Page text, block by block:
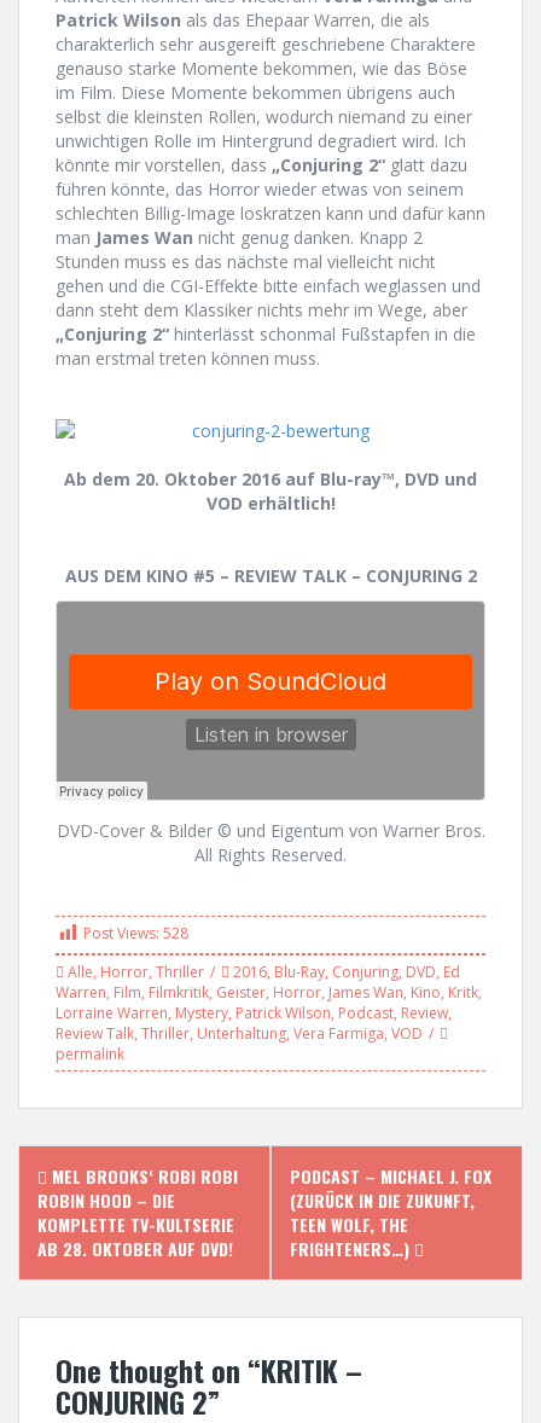
Patrick Wilson als das Ehepaar Warren, die als
charakterlich sehr ausgereift geschriebene Charaktere
genauso starke Momente bekommen, wie das Böse
im Film. Diese Momente bekommen übrigens auch
selbst die kleinsten Rollen, wodurch niemand zu einer
unwichtigen Rolle im Hintergrund degradiert wird. Ich
könnte mir vorstellen, dass „Conjuring 2“ glatt dazu
führen könnte, das Horror wieder etwas von seinem
schlechten Billig-Image loskratzen kann und dafür kann
man James Wan nicht genug danken. Knapp 2
Stunden muss es das nächste mal vielleicht nicht
gehen und die CGI-Effekte bitte einfach weglassen und
dann steht dem Klassiker nichts mehr im Wege, aber
„Conjuring 2“ hinterlässt schonmal Fußstapfen in die
man erstmal treten können muss.
Ab dem 20. Oktober 2016 auf Blu-ray™, DVD und
VOD erhältlich!
AUS DEM KINO #5 – REVIEW TALK – CONJURING 2
DVD-Cover & Bilder © und Eigentum von Warner Bros.
All Rights Reserved.
Post Views: 528
Alle, Horror, Thriller 2016, Blu-Ray, Conjuring, DVD, Ed
Warren, Film, Filmkritik, Geister, Horror, James Wan, Kino, Kritk,
Lorraine Warren, Mystery, Patrick Wilson, Podcast, Review,
Review Talk, Thriller, Unterhaltung, Vera Farmiga, VOD
permalink
P
o
s
t
MEL BROOKS‘ ROBI ROBI
ROBIN HOOD – DIE
KOMPLETTE TV-KULTSERIE
AB 28. OKTOBER AUF DVD!
PODCAST – MICHAEL J. FOX
(ZURÜCK IN DIE ZUKUNFT,
TEEN WOLF, THE
FRIGHTENERS…)
One thought on “KRITIK –
CONJURING 2”